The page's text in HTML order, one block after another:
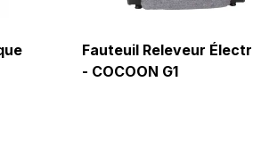
Fauteuil Releveur
- COCOON G1